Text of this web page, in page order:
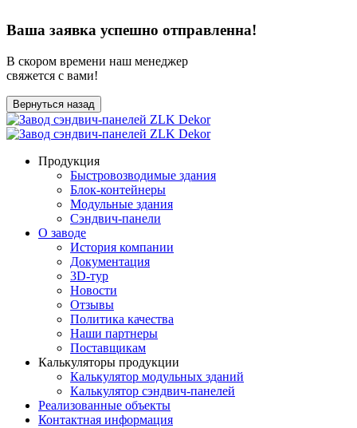
Ваша заявка успешно отправленна!
В скором времени наш менеджер
свяжется с вами!
Вернуться назад
Продукция
Быстровозводимые здания
Блок-контейнеры
Модульные здания
Сэндвич-панели
О заводе
История компании
Документация
3D-тур
Новости
Отзывы
Политика качества
Наши партнеры
Поставщикам
Калькуляторы продукции
Калькулятор модульных зданий
Калькулятор сэндвич-панелей
Реализованные объекты
Контактная информация